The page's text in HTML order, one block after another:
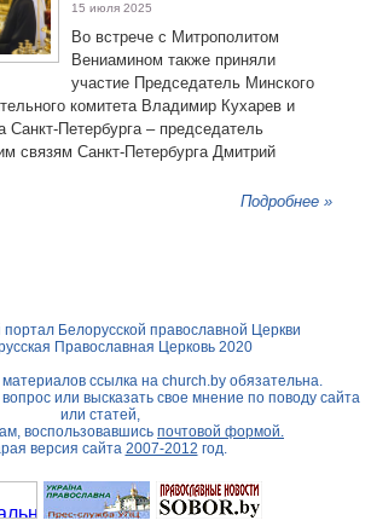
15 июля 2025
Во встрече с Митрополитом
Вениамином также приняли
участие Председатель Минского
комитета Владимир Кухарев и
Санкт‑Петербурга – председатель
связям Санкт‑Петербурга Дмитрий
Подробнее »
Белорусской православной Церкви
Православная Церковь 2020
ссылка на church.byобязательна.
или высказать свое мнение по поводу сайта
или статей,
воспользовавшись почтовой формой.
версия сайта 2007-2012 год.